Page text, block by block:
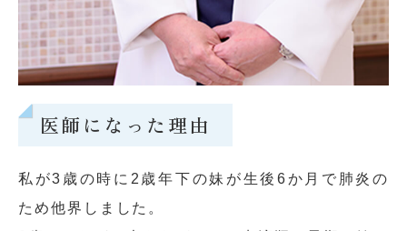
医師になった理由
私が3歳の時に2歳年下の妹が生後6か月で肺炎の
ため他界しました。